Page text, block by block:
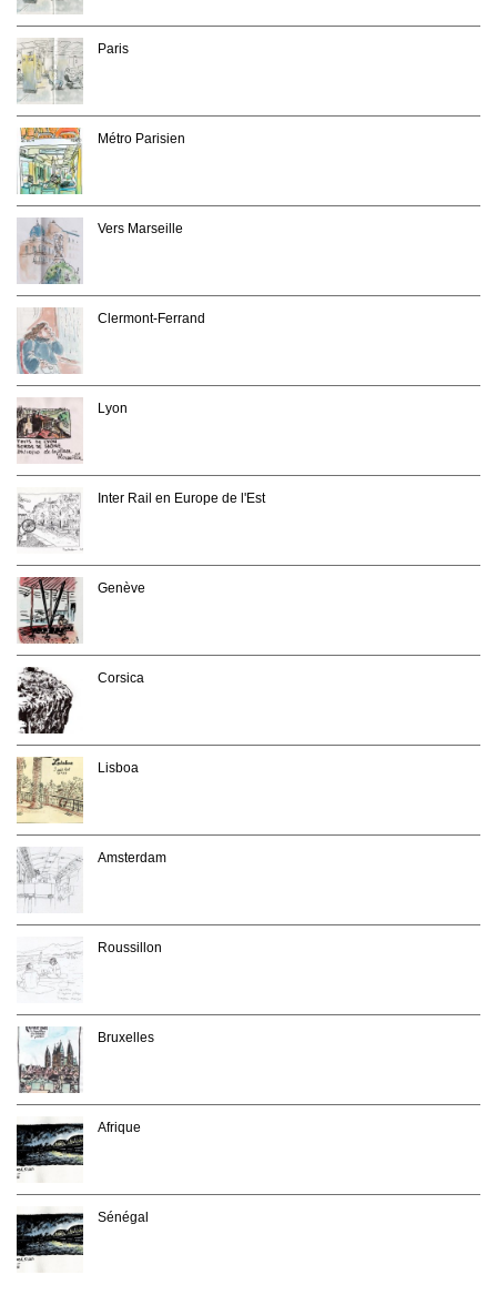
Paris
Métro Parisien
Vers Marseille
Clermont-Ferrand
Lyon
Inter Rail en Europe de l'Est
Genève
Corsica
Lisboa
Amsterdam
Roussillon
Bruxelles
Afrique
Sénégal